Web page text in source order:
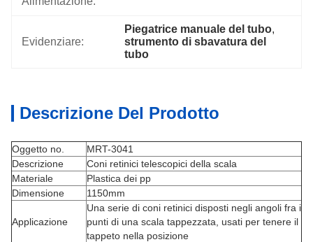
Evidenziare:
Piegatrice manuale del tubo,
strumento di sbavatura del
tubo
Descrizione Del Prodotto
Oggetto no.
MRT-3041
Descrizione
Coni retinici telescopici della scala
Materiale
Plastica dei pp
Dimensione
1150mm
Applicazione
Una serie di coni retinici disposti negli angoli fra i
punti di una scala tappezzata, usati per tenere il
tappeto nella posizione